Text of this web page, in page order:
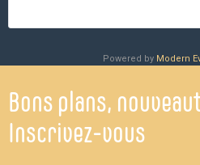
Powered by Modern
Bons plans,
Inscrivez-vous